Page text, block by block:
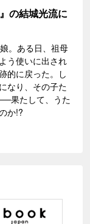
の結城光流に
。ある日、祖母
う使いに出され
的に戻った。し
なり、その子た
果たして、うた
か!?